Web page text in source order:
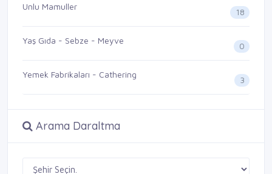
Unlu Mamuller
18
Yaş Gıda - Sebze - Meyve
0
Yemek Fabrikaları - Cathering
3
Arama Daraltma